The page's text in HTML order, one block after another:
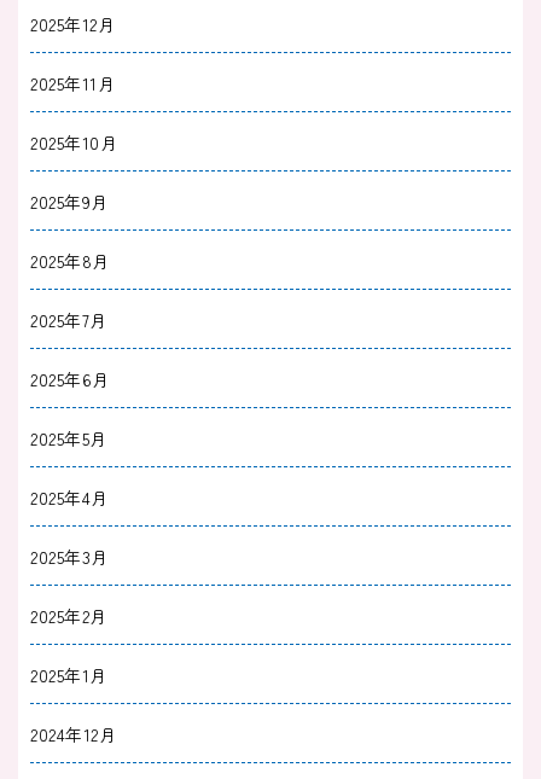
加味逍遙散のうつへの効果とは｜効果や合わな
い人の特徴についても解説
2023/11/24
柴胡加竜骨牡蛎湯はセロトニンを増やす薬？即
効性の有無や危険性についても解説
2023/11/24
柴胡加竜骨牡蛎湯がハイリスクとされる理由
は？副作用や注意点についても解説
2023/11/01
自律神経失調症に効く漢方薬７選｜ツムラとク
ラシエの違いも解説
2023/11/01
六君子湯の精神安定作用【不安障害にも効果あ
り】副作用やおすすめの症状
2023/10/31
【疲労回復】補中益気湯はすごい薬？効果効能
2025年12月
2025年11月
2025年10月
2025年9月
2025年8月
2025年7月
2025年6月
2025年5月
2025年4月
2025年3月
2025年2月
2025年1月
2024年12月